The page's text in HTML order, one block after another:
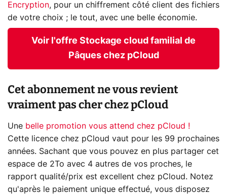
Encryption, pour un chiffrement côté client des fichiers
de votre choix ; le tout, avec une belle économie.
Voir l'offre Stockage cloud familial de
Pâques chez pCloud
Cet abonnement ne vous revient
vraiment pas cher chez pCloud
Une belle promotion vous attend chez pCloud !
Cette licence chez pCloud vaut pour les 99 prochaines
années. Sachant que vous pouvez en plus partager cet
espace de 2To avec 4 autres de vos proches, le
rapport qualité/prix est excellent chez pCloud. Notez
qu'après le paiement unique effectué, vous disposez